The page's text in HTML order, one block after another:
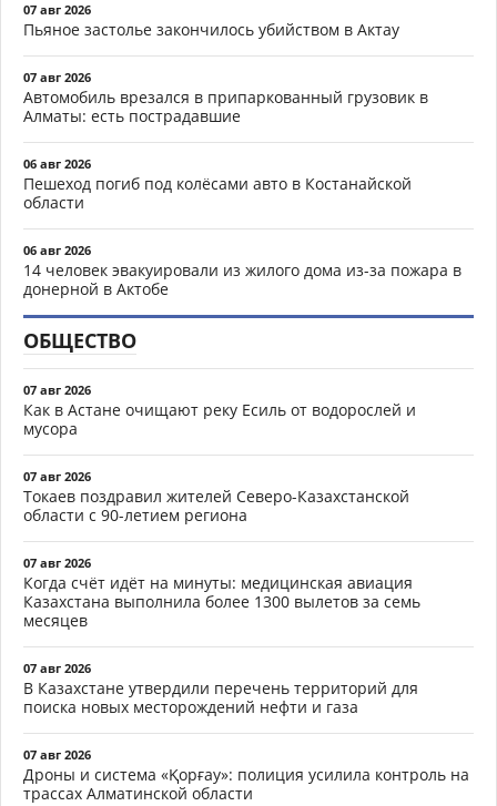
07 авг 2026
Пьяное застолье закончилось убийством в Актау
07 авг 2026
Автомобиль врезался в припаркованный грузовик в
Алматы: есть пострадавшие
06 авг 2026
Пешеход погиб под колёсами авто в Костанайской
области
06 авг 2026
14 человек эвакуировали из жилого дома из-за пожара в
донерной в Актобе
ОБЩЕСТВО
07 авг 2026
Как в Астане очищают реку Есиль от водорослей и
мусора
07 авг 2026
Токаев поздравил жителей Северо-Казахстанской
области с 90-летием региона
07 авг 2026
Когда счёт идёт на минуты: медицинская авиация
Казахстана выполнила более 1300 вылетов за семь
месяцев
07 авг 2026
В Казахстане утвердили перечень территорий для
поиска новых месторождений нефти и газа
07 авг 2026
Дроны и система «Қорғау»: полиция усилила контроль на
трассах Алматинской области